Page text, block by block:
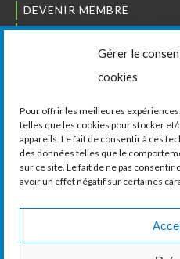
Gérer le
cookies
Pour offrir les meilleures
telles que les cookies pour stocker
appareils. Le fait de consentir à ces
des données telles que le
sur ce site. Le fait de ne pas
avoir un effet négatif sur certaines
DEVENIR MEMBRE
NOUS JOINDRE
L’ORDRE DES BÂTISSEURS
LA CHAMBRE DE
DE VAUDREUIL-
11, boul. de la Cité-des-